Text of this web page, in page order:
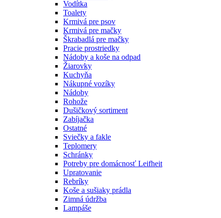
Vodítka
Toalety
Krmivá pre psov
Krmivá pre mačky
Škrabadlá pre mačky
Pracie prostriedky
Nádoby a koše na odpad
Žiarovky
Kuchyňa
Nákupné vozíky
Nádoby
Rohože
Dušičkový sortiment
Zabíjačka
Ostatné
Sviečky a fakle
Teplomery
Schránky
Potreby pre domácnosť Leifheit
Upratovanie
Rebríky
Koše a sušiaky prádla
Zimná údržba
Lampáše